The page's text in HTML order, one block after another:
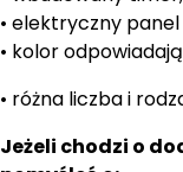
• elektryczny
• kolor
• różna liczba i
Jeżeli chodzi o